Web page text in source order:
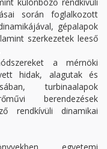
során foglalkozott
gépalapok
szerkezetek leeső
a mérnöki
hidak, alagutak és
turbinaalapok
berendezések
rendkívüli dinamikai